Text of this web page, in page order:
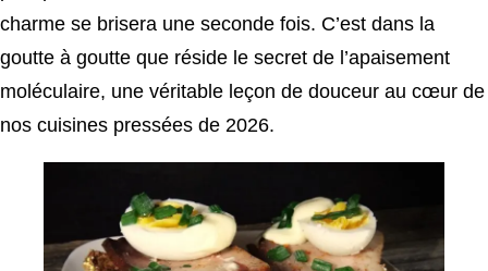
charme se brisera une seconde fois. C’est dans la
goutte à goutte que réside le secret de l’apaisement
moléculaire, une véritable leçon de douceur au cœur de
nos cuisines pressées de 2026.